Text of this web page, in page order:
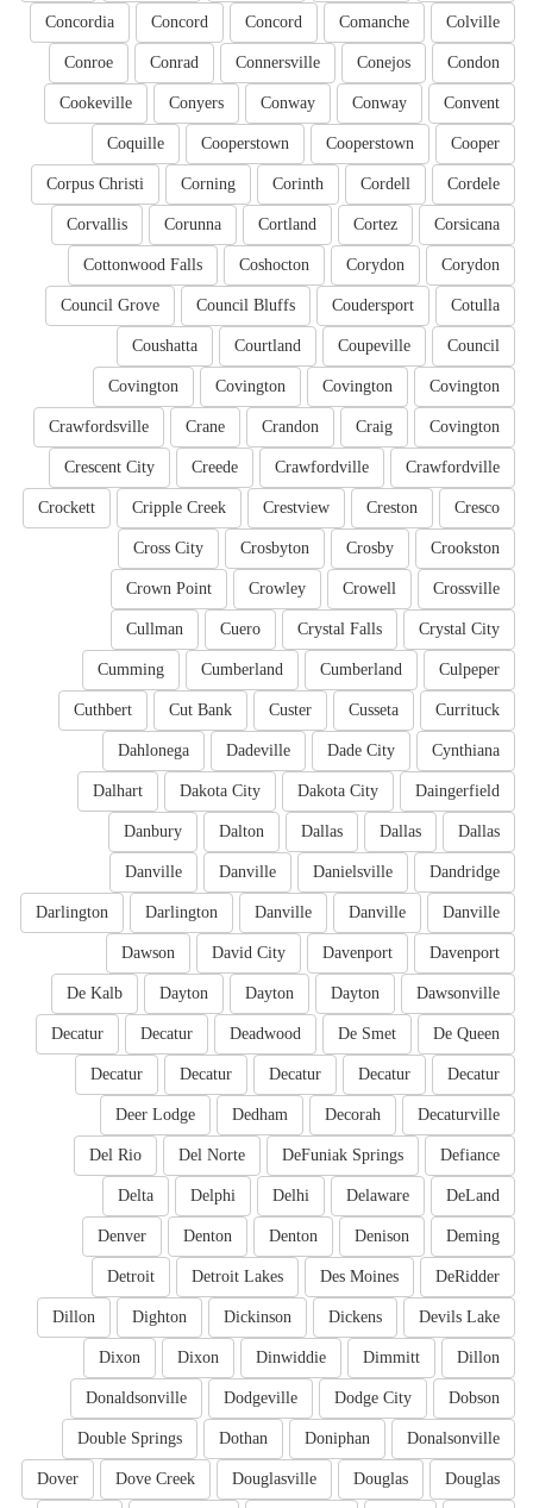
Colville
Comanche
Concord
Concord
Concordia
Condon
Conejos
Connersville
Conrad
Conroe
Convent
Conway
Conway
Conyers
Cookeville
Cooper
Cooperstown
Cooperstown
Coquille
Cordele
Cordell
Corinth
Corning
Corpus Christi
Corsicana
Cortez
Cortland
Corunna
Corvallis
Corydon
Corydon
Coshocton
Cottonwood Falls
Cotulla
Coudersport
Council Bluffs
Council Grove
Council
Coupeville
Courtland
Coushatta
Covington
Covington
Covington
Covington
Covington
Craig
Crandon
Crane
Crawfordsville
Crawfordville
Crawfordville
Creede
Crescent City
Cresco
Creston
Crestview
Cripple Creek
Crockett
Crookston
Crosby
Crosbyton
Cross City
Crossville
Crowell
Crowley
Crown Point
Crystal City
Crystal Falls
Cuero
Cullman
Culpeper
Cumberland
Cumberland
Cumming
Currituck
Cusseta
Custer
Cut Bank
Cuthbert
Cynthiana
Dade City
Dadeville
Dahlonega
Daingerfield
Dakota City
Dakota City
Dalhart
Dallas
Dallas
Dallas
Dalton
Danbury
Dandridge
Danielsville
Danville
Danville
Danville
Danville
Danville
Darlington
Darlington
Davenport
Davenport
David City
Dawson
Dawsonville
Dayton
Dayton
Dayton
De Kalb
De Queen
De Smet
Deadwood
Decatur
Decatur
Decatur
Decatur
Decatur
Decatur
Decatur
Decaturville
Decorah
Dedham
Deer Lodge
Defiance
DeFuniak Springs
Del Norte
Del Rio
DeLand
Delaware
Delhi
Delphi
Delta
Deming
Denison
Denton
Denton
Denver
DeRidder
Des Moines
Detroit Lakes
Detroit
Devils Lake
Dickens
Dickinson
Dighton
Dillon
Dillon
Dimmitt
Dinwiddie
Dixon
Dixon
Dobson
Dodge City
Dodgeville
Donaldsonville
Donalsonville
Doniphan
Dothan
Double Springs
Douglas
Douglas
Douglasville
Dove Creek
Dover